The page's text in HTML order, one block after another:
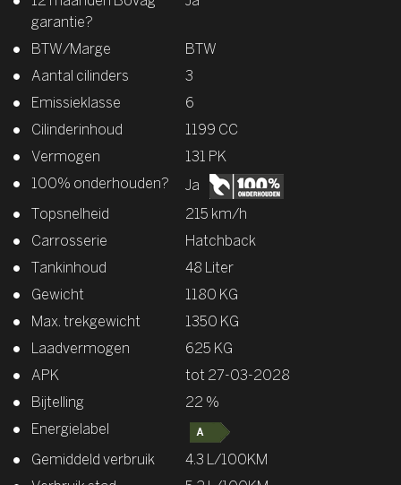
garantie?
BTW/Marge
BTW
Aantal cilinders
3
Emissieklasse
6
Cilinderinhoud
1199 CC
Vermogen
131 PK
100% onderhouden?
Ja
Topsnelheid
215 km/h
Carrosserie
Hatchback
Tankinhoud
48 Liter
Gewicht
1180 KG
Max. trekgewicht
1350 KG
Laadvermogen
625 KG
APK
tot 27-03-2028
Bijtelling
22 %
Energielabel
Gemiddeld verbruik
4.3 L/100KM